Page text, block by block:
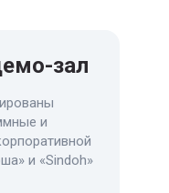
зал
и
и «Sindoh»